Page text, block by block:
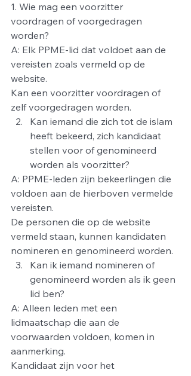
1. Wie mag een voorzitter
voordragen of voorgedragen
worden?
A: Elk PPME-lid dat voldoet aan de
vereisten zoals vermeld op de
website.
Kan een voorzitter voordragen of
zelf voorgedragen worden.
Kan iemand die zich tot de islam
heeft bekeerd, zich kandidaat
stellen voor of genomineerd
worden als voorzitter?
A: PPME-leden zijn bekeerlingen die
voldoen aan de hierboven vermelde
vereisten.
De personen die op de website
vermeld staan, kunnen kandidaten
nomineren en genomineerd worden.
Kan ik iemand nomineren of
genomineerd worden als ik geen
lid ben?
A: Alleen leden met een
lidmaatschap die aan de
voorwaarden voldoen, komen in
aanmerking.
Kandidaat zijn voor het